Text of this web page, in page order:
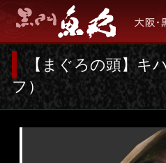
【まぐろの頭】キハダ鮪の
フ）